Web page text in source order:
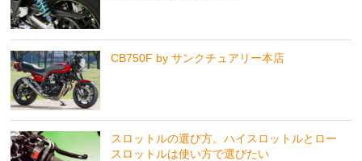
CB750F by サンクチュアリー本店
スロットルの選び方。ハイスロットルとロー
スロットルは使い方で選びたい